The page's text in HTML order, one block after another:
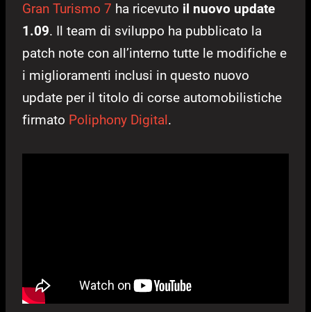
Gran Turismo 7 ha ricevuto il nuovo update
1.09. Il team di sviluppo ha pubblicato la
patch note con all’interno tutte le modifiche e
i miglioramenti inclusi in questo nuovo
update per il titolo di corse automobilistiche
firmato Poliphony Digital.